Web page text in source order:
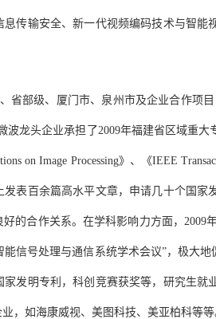
传输安全、新一代视频编码技术与智
省部级、厦门市、泉州市及企业合作项
波龙头企业承担了2009年福建省区域重大
on Image Processing》、《IEEE
发表百余篇高水平文章，申请几十个国
的合作关系。在学科影响力方面， 2009
能信号处理与通信系统学术会议”，极大
家发明专利，科创竞赛获奖等，研究生
，如海康威视、美图科技、美亚柏科等等